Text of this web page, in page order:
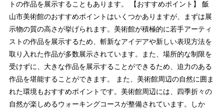
トの作品を展示することもあります。 【おすすめポイント】 飯
山市美術館のおすすめポイントはいくつかありますが、まずは展
示物の質の高さが挙げられます。美術館が積極的に若手アーティ
ストの作品を展示するため、斬新なアイデアや新しい表現方法を
取り入れた作品が多数展示されています。また、場所的な制限を
受けずに、大きな作品を展示することができるため、迫力のある
作品を堪能することができます。 また、美術館周辺の自然に囲ま
れた環境もおすすめポイントです。美術館周辺には、四季折々の
自然が楽しめるウォーキングコースが整備されています。しか